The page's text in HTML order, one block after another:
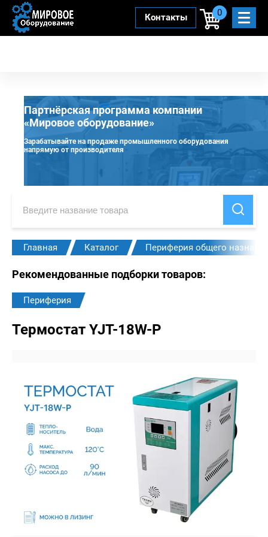
Контакты 0
Партнёрская программа компании
«Мировое оборудование»
Зарабатывайте на продаже промышленного оборудования
напрямую от производителя
Главная Каталог Периферия общего
Рекомендованные подборки товаров:
Периферия
Термостат YJT-18W-P